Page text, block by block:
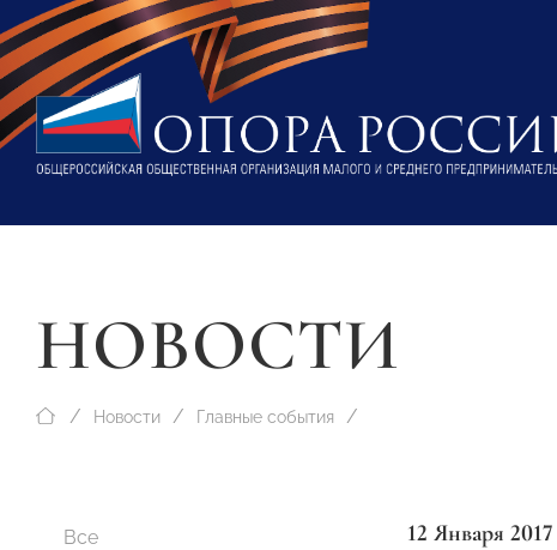
НОВОСТИ
Новости Главные события
Все
12 Января 2017